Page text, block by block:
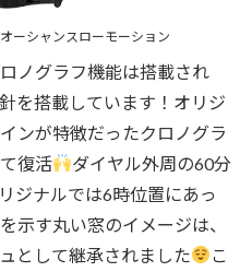
ーシャンスローモーション
ノグラフ機能は搭載され
を搭載しています！オリジ
ンが特徴だったクロノグラ
復活
ダイヤル外周の60分
ジナルでは6時位置にあっ
示す丸い窓のイメージは、
として継承されました
こ